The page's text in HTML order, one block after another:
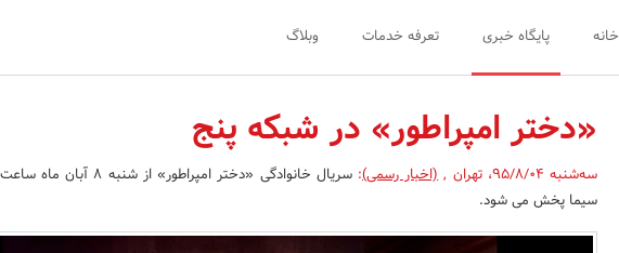
خانه پایگاه خبری تعرفه خدمات وبلاگ
«دختر امپراطور» در شبکه پنج
سه‌شنبه 95/8/04 ،تهران ,(اخبار رسمی):
سیما پخش می شود.